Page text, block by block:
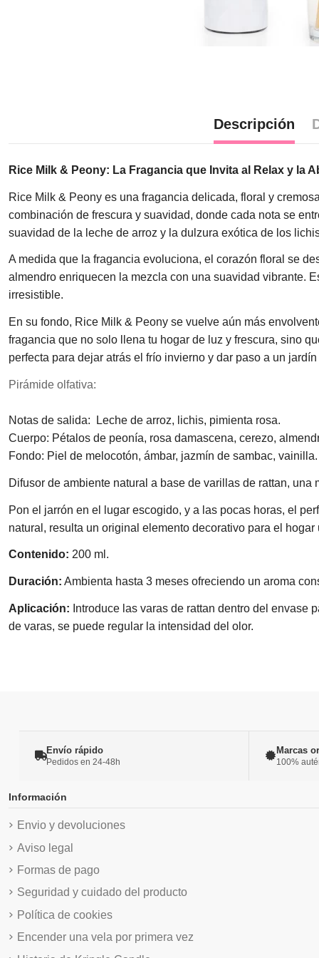
Descripción
Rice Milk & Peony: La Fragancia que Invita al Relax y la
Rice Milk & Peony es una fragancia delicada, floral y
combinación de frescura y suavidad, donde cada nota se
suavidad de la leche de arroz y la dulzura exótica de los
A medida que la fragancia evoluciona, el corazón floral se
almendro enriquecen la mezcla con una suavidad vibrante.
irresistible.
En su fondo, Rice Milk & Peony se vuelve aún más
fragancia que no solo llena tu hogar de luz y frescura, sino
perfecta para dejar atrás el frío invierno y dar paso a un
Pirámide olfativa:
Notas de salida: Leche de arroz, lichis, pimienta rosa.
Cuerpo: Pétalos de peonía, rosa damascena, cerezo,
Fondo: Piel de melocotón, ámbar, jazmín de sambac, vainilla.
Difusor de ambiente natural a base de varillas de rattan,
Pon el jarrón en el lugar escogido, y a las pocas horas, el
natural, resulta un original elemento decorativo para el hogar
Contenido: 200 ml.
Duración: Ambienta hasta 3 meses ofreciendo un aroma
Aplicación: Introduce las varas de rattan dentro del
de varas, se puede regular la intensidad del olor.
Envío rápido
Pedidos en 24-48h
Marcas
100%
Información
Envio y devoluciones
Aviso legal
Formas de pago
Seguridad y cuidado del producto
Política de cookies
Encender una vela por primera vez